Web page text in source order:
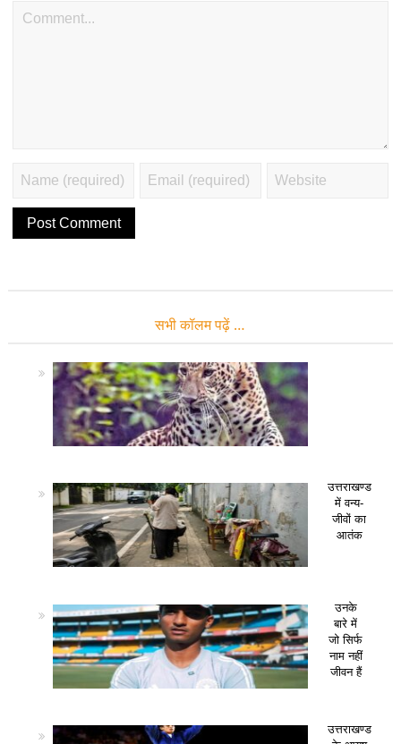
सभी कॉलम पढ़ें …
उत्तराखण्ड
में वन्य-
जीवों का
आतंक
उनके
बारे में
जो सिर्फ
नाम नहीं
जीवन हैं
उत्तराखण्ड